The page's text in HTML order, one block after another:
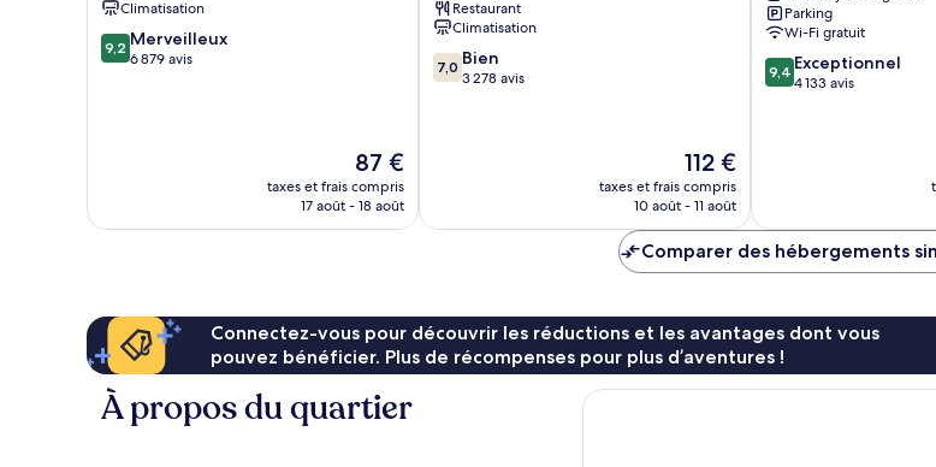
Climatisation
9.2
sur
9,2 Merveilleux
6 879 avis
Le
nouveau
prix
87 €
taxes et frais compris
17 août - 18 août
Restaurant
Climatisation
7.0
sur
7,0 Bien
3 278 avis
Le
nouveau
prix
de
112 €
112 €
taxes et frais compris
10 août - 11 août
Brickell
Parking
Wi-Fi gratuit
9.4
sur
9,4 Exceptionnel
4 133 avis
Comparer des hébergements
Connectez-vous pour découvrir les réductions et les avantages dont vous
pouvez bénéficier. Plus de récompenses pour plus d’aventures !
À propos du quartier